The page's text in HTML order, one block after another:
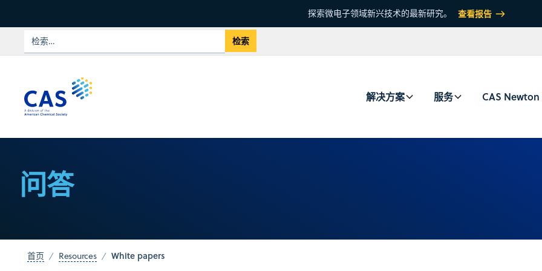
探索微电子领域新兴技术的最新研究。 查看报告
解决方案 服务 CAS Newton
问答
首页 Resources White papers